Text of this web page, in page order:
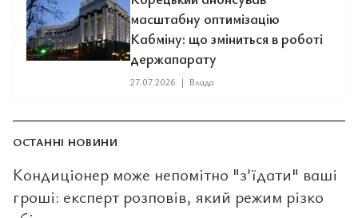
масштабну оптимізацію
Кабміну: що зміниться в роботі
держапарату
27.07.2026 | Влада
ОСТАННІ НОВИНИ
Кондиціонер може непомітно "з’їдати" ваші
гроші: експерт розповів, який режим різко